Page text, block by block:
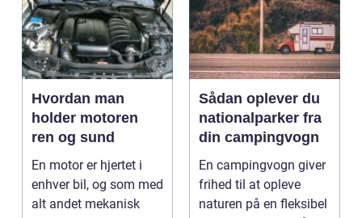
Hvordan man
holder motoren
ren og sund
En motor er hjertet i
enhver bil, og som med
alt andet mekanisk
Sådan oplever du
nationalparker fra
din campingvogn
En campingvogn giver
frihed til at opleve
naturen på en fleksibel